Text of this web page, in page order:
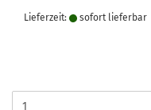
Lieferzeit: sofort lie­fer­bar